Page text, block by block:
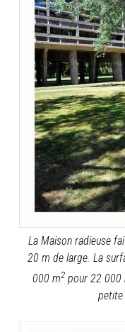
La Maison radieuse
20 m de large. La
000 m2pour 22 000
petite